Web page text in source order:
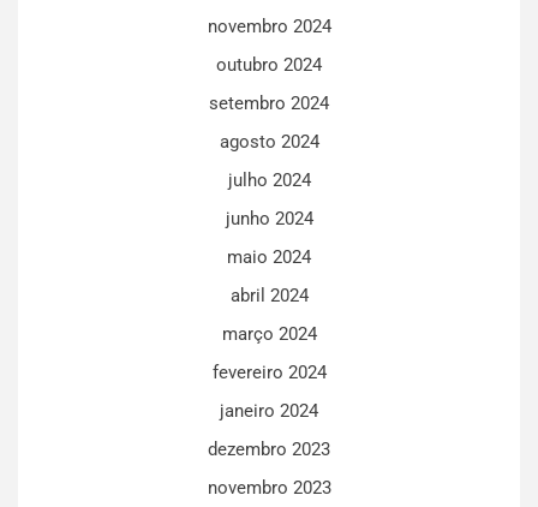
novembro 2024
outubro 2024
setembro 2024
agosto 2024
julho 2024
junho 2024
maio 2024
abril 2024
março 2024
fevereiro 2024
janeiro 2024
dezembro 2023
novembro 2023